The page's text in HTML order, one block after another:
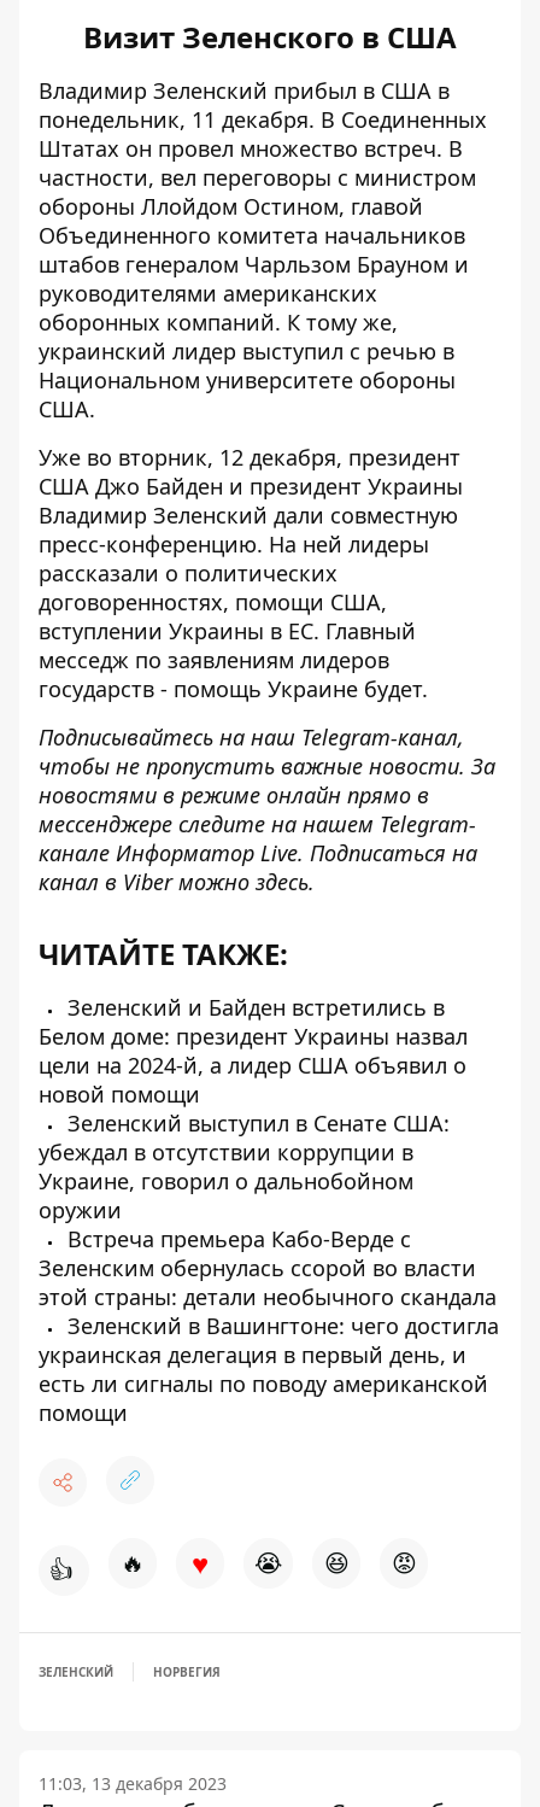
Визит Зеленского в США
Владимир Зеленский прибыл в США в
понедельник, 11 декабря. В Соединенных
Штатах он провел множество встреч. В
частности, вел переговоры с министром
обороны Ллойдом Остином, главой
Объединенного комитета начальников
штабов генералом Чарльзом Брауном и
руководителями американских
оборонных компаний. К тому же,
украинский лидер выступил с речью в
Национальном университете обороны
США.
Уже во вторник, 12 декабря, президент
США Джо Байден и президент Украины
Владимир Зеленский дали совместную
пресс-конференцию. На ней лидеры
рассказали о политических
договоренностях, помощи США,
вступлении Украины в ЕС. Главный
месседж по заявлениям лидеров
государств - помощь Украине будет.
Подписывайтесь на наш Telegram-канал,
чтобы не пропустить важные новости. За
новостями в режиме онлайн прямо в
мессенджере следите на нашем Telegram-
канале Информатор Live. Подписаться на
канал в Viber можно здесь.
ЧИТАЙТЕ ТАКЖЕ:
Зеленский и Байден встретились в
Белом доме: президент Украины назвал
цели на 2024-й, а лидер США объявил о
новой помощи
Зеленский выступил в Сенате США:
убеждал в отсутствии коррупции в
Украине, говорил о дальнобойном
оружии
Встреча премьера Кабо-Верде с
Зеленским обернулась ссорой во власти
этой страны: детали необычного скандала
Зеленский в Вашингтоне: чего достигла
украинская делегация в первый день, и
есть ли сигналы по поводу американской
помощи
👍 🔥 ♥ 😭 😆 😡
ЗЕЛЕНСКИЙ НОРВЕГИЯ
11:03, 13 декабря 2023